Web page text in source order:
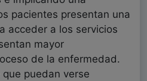
pacientes presentan una
acceder a los servicios
mayor
de la enfermedad.
puedan verse